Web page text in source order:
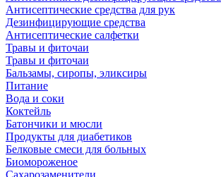
Антисептические средства для рук
Дезинфицирующие средства
Антисептические салфетки
Травы и фиточаи
Травы и фиточаи
Бальзамы, сиропы, эликсиры
Питание
Вода и соки
Коктейль
Батончики и мюсли
Продукты для диабетиков
Белковые смеси для больных
Биомороженое
Сахарозаменители